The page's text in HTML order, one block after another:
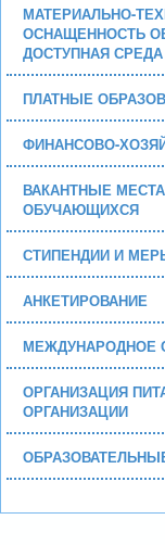
МАТЕРИАЛЬНО-
ОСНАЩЕННОСТЬ
ДОСТУПНАЯ СРЕДА
ПЛАТНЫЕ
ФИНАНСОВО-
ВАКАНТНЫЕ
ОБУЧАЮЩИХСЯ
СТИПЕНДИИ И
АНКЕТИРОВАНИЕ
МЕЖДУНАРОДНОЕ
ОРГАНИЗАЦИЯ
ОРГАНИЗАЦИИ